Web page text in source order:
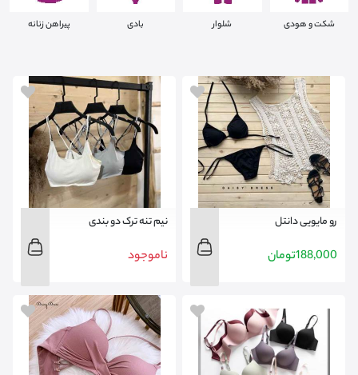
شکت و هودی شلوار بادی پیراهن زنانه
رو مایویی دانتل
188,000تومان
نیم تنه ترک دو بندی
ناموجود